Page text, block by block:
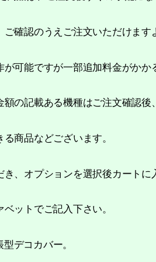
確認のうえご注文いただけます
可能ですが一部追加料金がかか
の記載ある機種はご注文確認後
商品などございます。
、オプションを選択後カートに
ットでご記入下さい。
デコカバー。